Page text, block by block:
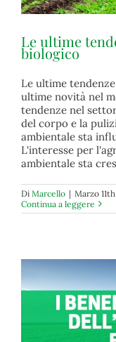
Le ultime
Le ultime
biologico
Le ultime
ultime novità nel
tendenze nel
del corpo e la
ambientale sta
L'interesse per
ambientale sta
Di Marcello | Marzo
Continua a leggere